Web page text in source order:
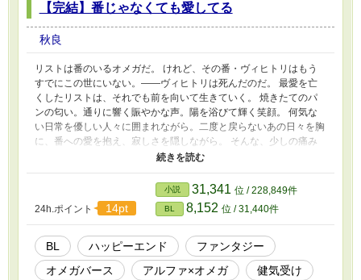
やや遠めです。 ・受けがとても不憫な目に遭い続けますが最後は
ハッピーエンドです。 ・本編：約26万字、全63話 + 番外編 ・ムー
ンライトノベルスさんにも投稿しています。
【完結】番じゃなくても愛してる
秋良
リストは番のいるオメガだ。 けれど、その番・ヴィヒトリはもう
すでにこの世にいない。——ヴィヒトリは死んだのだ。 最愛を亡
くしたリストは、それでも前を向いて生きていく。 焼きたてのパ
ンの匂い。通りに響く賑やかな声。陽を浴びて輝く笑顔。 何気な
い日常を優しい人々に囲まれながら。二度と戻らないあの日々を胸
に、番への愛を抱え、寂しさを隠しながら。 そんな、少しの痛み
と切なさを抱えつつも前向きに生きるリストを見守る男がいた。ア
ンリというアルファの魔導師だ。 アンリは、真摯に生きるリスト
を温かく見守りながら、魔法の研究に心血を注ぐ。 変わらぬ日
常。変わってしまった未来……。 なんてことはない日々のなか
で、二人の関係性は次第に変化していき——。 【CP】 人のために
魔法を研究する魔導師α(29歳)×番に先立たれても前向きに生きる
Ω(24歳) 【注意・その他】 ・サブタイトルに * ＝R18シーンあり
(軽め含む) ・オメガバースで、独自解釈、独自設定を含みます。 ・
攻めと受けのR18シーンまではやや遠めです。 ・約12万字、全26
24h.ポイント 14pt
小説 31,341 位 / 228,849件
BL 8,152 位 / 31,440件
BL ハッピーエンド
ファンタジー
オメガバース
アルファ×オメガ
健気受け